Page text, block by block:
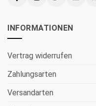
INFORMATIONEN
Vertrag widerrufen
Zahlungsarten
Versandarten